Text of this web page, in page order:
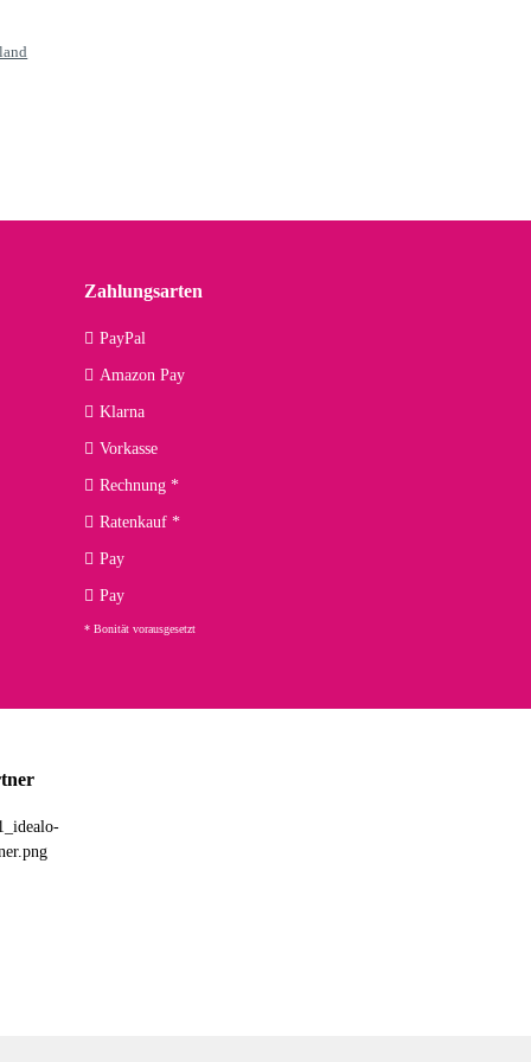
Zahlungsarten
PayPal
Amazon Pay
Klarna
Vorkasse
Rechnung *
Ratenkauf *
Pay
Pay
* Bonität vorausgesetzt